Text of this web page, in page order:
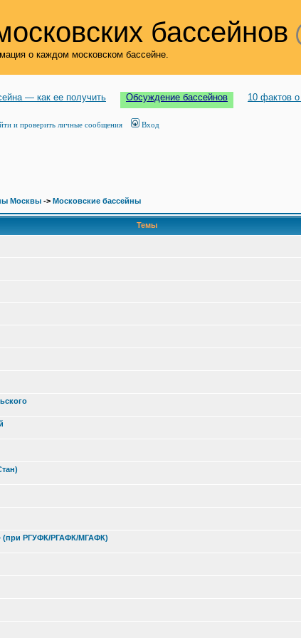
бассейнов
о каждом московском бассейне.
— как ее получить Обсуждение бассейнов 10 фактов
и проверить личные сообщения Вход
Москвы -> Московские бассейны
Темы
(при РГУФК/РГАФК/МГАФК)